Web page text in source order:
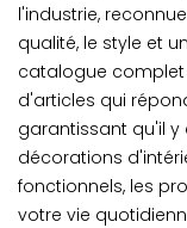
l'industrie,
qualité, le style et
catalogue complet
d'articles qui
garantissant qu'il y
décorations
fonctionnels, les
votre vie